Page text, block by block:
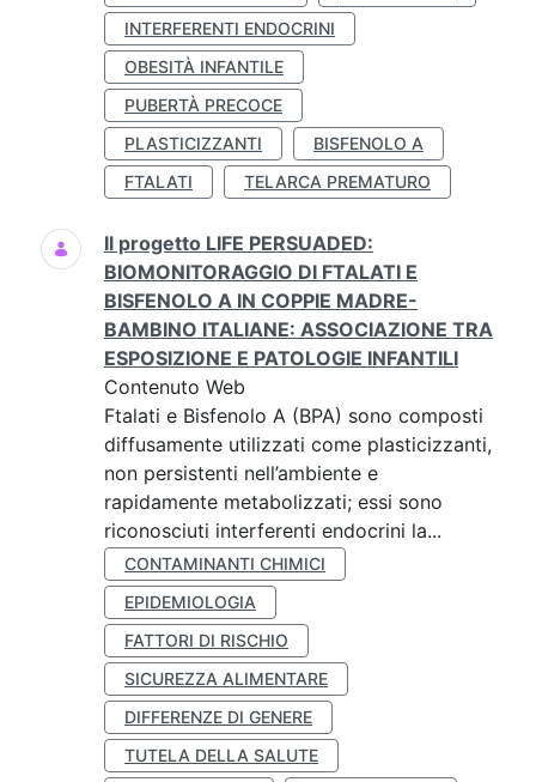
INTERFERENTI ENDOCRINI
OBESITÀ INFANTILE
PUBERTÀ PRECOCE
PLASTICIZZANTI
BISFENOLO A
FTALATI
TELARCA PREMATURO
Il progetto LIFE PERSUADED:
BIOMONITORAGGIO DI FTALATI E
BISFENOLO A IN COPPIE MADRE-
BAMBINO ITALIANE: ASSOCIAZIONE TRA
ESPOSIZIONE E PATOLOGIE INFANTILI
Contenuto Web
Ftalati e Bisfenolo A (BPA) sono composti
diffusamente utilizzati come plasticizzanti,
non persistenti nell’ambiente e
rapidamente metabolizzati; essi sono
riconosciuti interferenti endocrini la...
CONTAMINANTI CHIMICI
EPIDEMIOLOGIA
FATTORI DI RISCHIO
SICUREZZA ALIMENTARE
DIFFERENZE DI GENERE
TUTELA DELLA SALUTE